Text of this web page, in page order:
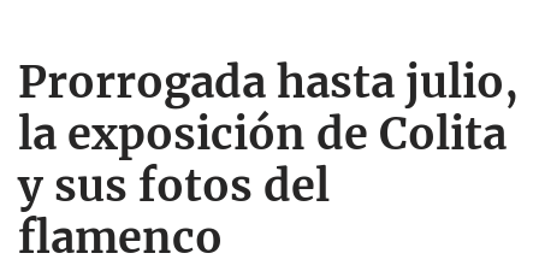
Prorrogada hasta julio,
la exposición de Colita
y sus fotos del
flamenco